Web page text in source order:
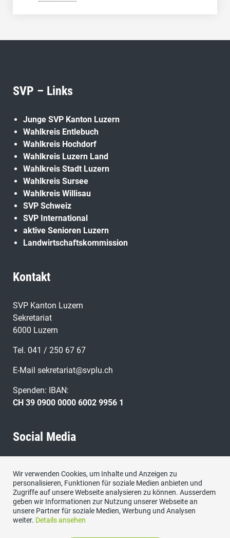
SVP – Links
Junge SVP Kanton Luzern
Wahlkreis Entlebuch
Wahlkreis Hochdorf
Wahlkreis Luzern Land
Wahlkreis Stadt Luzern
Wahlkreis Sursee
Wahlkreis Willisau
SVP Schweiz
SVP International
aktive Senioren Luzern
Landwirtschaftskommission
Kontakt
SVP Kanton Luzern
Sekretariat
6000 Luzern
Tel. 041 / 250 67 67
E-Mail sekretariat@svplu.ch
Spenden: IBAN:
CH 39 0900 0000 6002 9956 1
Social Media
Wir verwenden Cookies, um Inhalte und Anzeigen zu
personalisieren, Funktionen für soziale Medien anbieten und
Zugriffe auf unsere Webseite analysieren zu können. Ausserdem
geben wir Informationen zur Nutzung unserer Webseite an
unsere Partner für soziale Medien, Werbung und Analysen
weiter. Details ansehen